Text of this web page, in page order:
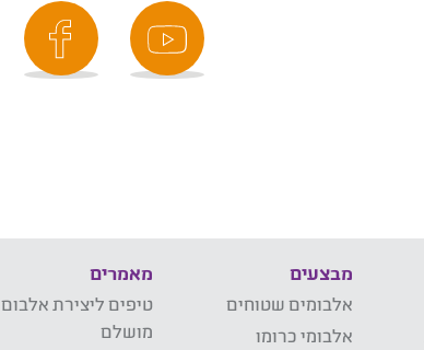
מבצעים
אלבומים שטוחים
אלבומי כרומו
מאמרים
טיפים ליצירת אלבום
מושלם